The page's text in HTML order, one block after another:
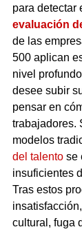
para detectar
evaluación
de las
500 aplican
nivel
desee subir
pensar en
trabajadores.
modelos
del talento se
insuficientes
Tras estos
cultural, fuga